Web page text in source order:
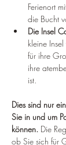
Ferienort
die Bucht
Die Insel
kleine
für ihre
ihre
ist.
Dies sind nur
Sie in und um
können. Die
ob Sie sich für